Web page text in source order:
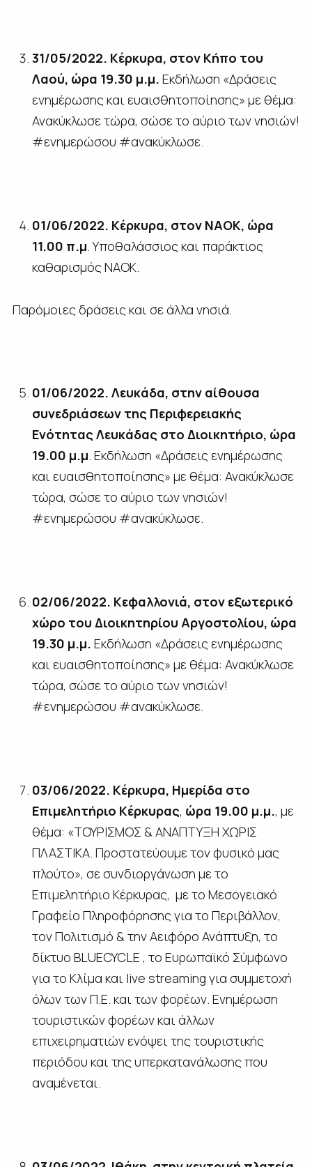
31/05/2022. Κέρκυρα, στον Κήπο του
Λαού, ώρα 19.30 μ.μ. Εκδήλωση «Δράσεις
ενημέρωσης και ευαισθητοποίησης» με θέμα:
Ανακύκλωσε τώρα, σώσε το αύριο των νησιών!
#ενημερώσου #ανακύκλωσε.
01/06/2022. Κέρκυρα, στον ΝΑΟΚ, ώρα
11.00 π.μ. Υποθαλάσσιος και παράκτιος
καθαρισμός ΝΑΟΚ.
Παρόμοιες δράσεις και σε άλλα νησιά.
01/06/2022. Λευκάδα, στην αίθουσα
συνεδριάσεων της Περιφερειακής
Ενότητας Λευκάδας στο Διοικητήριο, ώρα
19.00 μ.μ. Εκδήλωση «Δράσεις ενημέρωσης
και ευαισθητοποίησης» με θέμα: Ανακύκλωσε
τώρα, σώσε το αύριο των νησιών!
#ενημερώσου #ανακύκλωσε.
02/06/2022. Κεφαλλονιά, στον εξωτερικό
χώρο του Διοικητηρίου Αργοστολίου, ώρα
19.30 μ.μ. Εκδήλωση «Δράσεις ενημέρωσης
και ευαισθητοποίησης» με θέμα: Ανακύκλωσε
τώρα, σώσε το αύριο των νησιών!
#ενημερώσου #ανακύκλωσε.
03/06/2022. Κέρκυρα, Ημερίδα στο
Επιμελητήριο Κέρκυρας, ώρα 19.00 μ.μ., με
θέμα: «ΤΟΥΡΙΣΜΟΣ & ΑΝΑΠΤΥΞΗ ΧΩΡΙΣ
ΠΛΑΣΤΙΚΑ. Προστατεύουμε τον φυσικό μας
πλούτο», σε συνδιοργάνωση με το
Επιμελητήριο Κέρκυρας, με το Μεσογειακό
Γραφείο Πληροφόρησης για το Περιβάλλον,
τον Πολιτισμό & την Αειφόρο Ανάπτυξη, το
δίκτυο BLUECYCLE , το Ευρωπαϊκό Σύμφωνο
για το Κλίμα και live streaming για συμμετοχή
όλων των Π.Ε. και των φορέων. Ενημέρωση
τουριστικών φορέων και άλλων
επιχειρηματιών ενόψει της τουριστικής
περιόδου και της υπερκατανάλωσης που
αναμένεται.